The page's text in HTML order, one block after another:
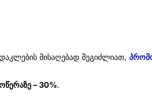
მისაღებად შეგიძლიათ,
– 30%.